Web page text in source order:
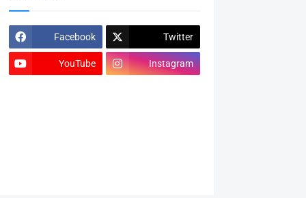
Facebook Twitter
YouTube Instagram